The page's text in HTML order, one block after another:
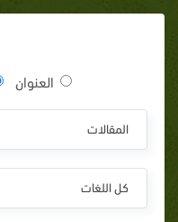
العنوان
المقالات
كل اللغات